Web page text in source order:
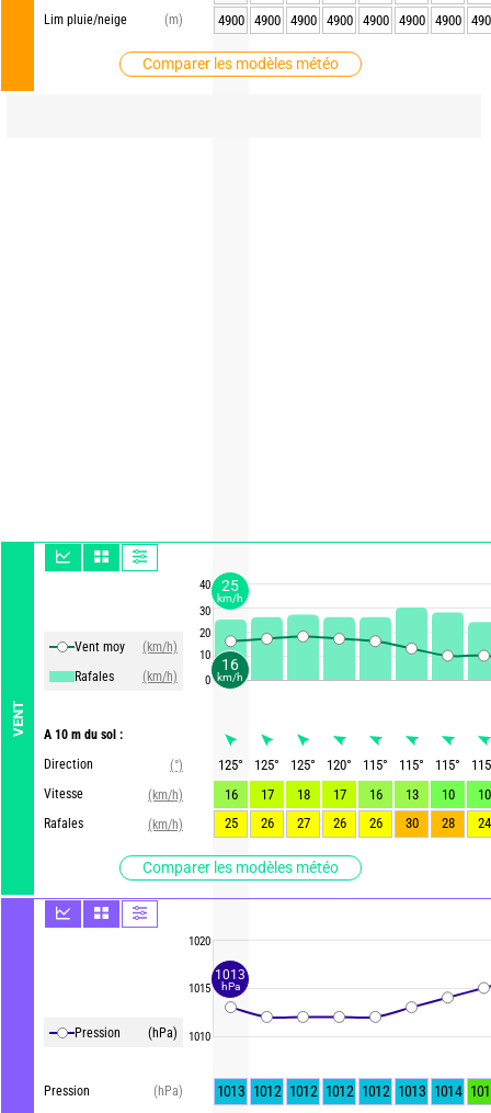
Lim pluie/neige
(m)
Comparer les modèles météo
VENT
Vent moy
(km/h)
Rafales
(km/h)
A 10 m du sol :
Direction
(°)
Vitesse
(km/h)
Rafales
(km/h)
Comparer les modèles météo
Pression (hPa)
Pression (hPa)
40
30
20
10
0
1020
1015
1010
4900
4900 4900 4900 4900 4900 4900
125° 125° 125° 120° 115° 115° 115°
115
16
17 18 17 16 13 10
10
25
26 27 26 26 30 28 24
1013 1012 1012 1012 1012 1013 1014
16
km/h
25
km/h
1013
hPa